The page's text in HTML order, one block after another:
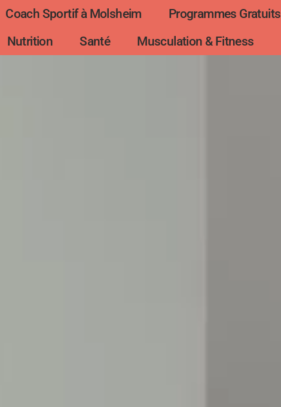
Coach Sportif à Molsheim Programmes Gratuits
Nutrition
Santé Musculation & Fitness